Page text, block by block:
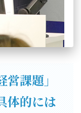
課題」
体的には